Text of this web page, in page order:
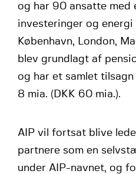
og har 90 ansatte med
investeringer og
København, London,
blev grundlagt af
og har et samlet
8 mia. (DKK 60 mia.).
AIP vil fortsat blive
partnere som en
under AIP-navnet, og